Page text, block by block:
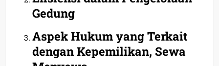
Gedung
Aspek Hukum yang Terkait
dengan Kepemilikan, Sewa